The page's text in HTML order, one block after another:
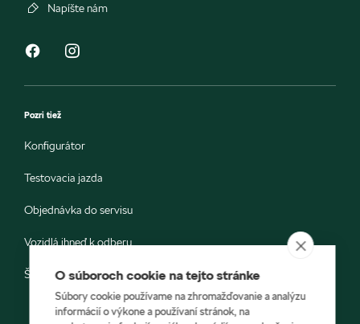
Napíšte nám
Pozri tiež
Konfigurátor
Testovacia jazda
Objednávka do servisu
Vozidlá ihneď k odberu
Škoda E-shop
O súboroch cookie na tejto stránke
Súbory cookie používame na zhromažďovanie a analýzu
informácií o výkone a používaní stránok, na